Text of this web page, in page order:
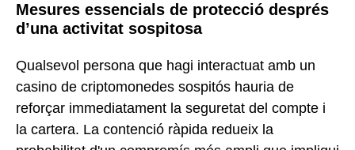
Mesures essencials de protecció després
d’una activitat sospitosa
Qualsevol persona que hagi interactuat amb un
casino de criptomonedes sospitós hauria de
reforçar immediatament la seguretat del compte i
la cartera. La contenció ràpida redueix la